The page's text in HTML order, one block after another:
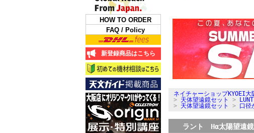
HOW TO ORDER
FAQ / Policy
新登録商品はこちら
ネイチャーショップKYOEI大
> 天体望遠鏡セット >
> 天体望遠鏡セット > 口径
ラント Hα太陽望遠